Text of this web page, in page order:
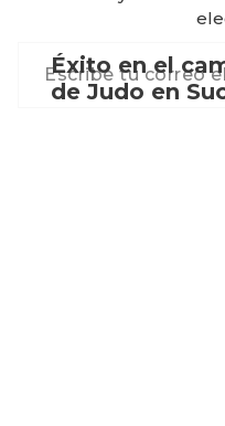
Éxito en el
de Judo en